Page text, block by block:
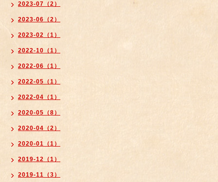
2023-07（2）
2023-06（2）
2023-02（1）
2022-10（1）
2022-06（1）
2022-05（1）
2022-04（1）
2020-05（8）
2020-04（2）
2020-01（1）
2019-12（1）
2019-11（3）